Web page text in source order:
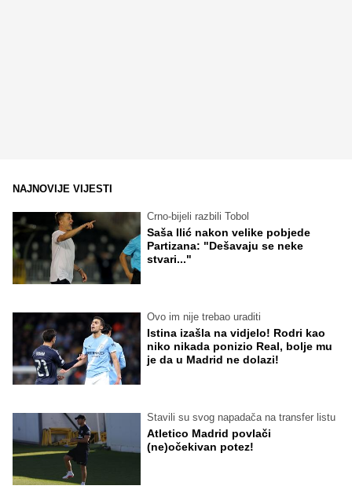
NAJNOVIJE VIJESTI
Crno-bijeli razbili Tobol
Saša Ilić nakon velike pobjede
Partizana: "Dešavaju se neke
stvari..."
Ovo im nije trebao uraditi
Istina izašla na vidjelo! Rodri kao
niko nikada ponizio Real, bolje mu
je da u Madrid ne dolazi!
Stavili su svog napadača na transfer listu
Atletico Madrid povlači
(ne)očekivan potez!